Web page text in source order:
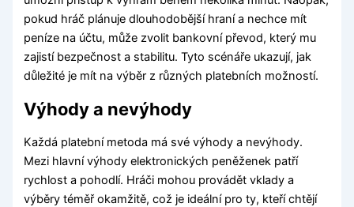
pokud hráč plánuje dlouhodobější hraní a nechce mít
peníze na účtu, může zvolit bankovní převod, který mu
zajistí bezpečnost a stabilitu. Tyto scénáře ukazují, jak
důležité je mít na výběr z různých platebních možností.
Výhody a nevýhody
Každá platební metoda má své výhody a nevýhody.
Mezi hlavní výhody elektronických peněženek patří
rychlost a pohodlí. Hráči mohou provádět vklady a
výběry téměř okamžitě, což je ideální pro ty, kteří chtějí